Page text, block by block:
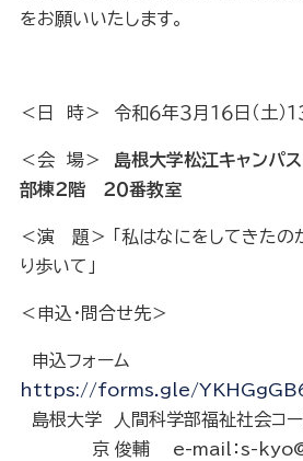
をお願いいたします。
＜日 時＞ 令和６年３月１６日（土）１３
＜会 場＞ 島根大学松江キャンパ
部棟２階 ２０番教室
＜演 題＞ 「私はなにをしてきた
り歩いて」
＜申込・問合せ先＞
申込フォーム
https://forms.gle/
島根大学 ⼈間科学部福祉社会コー
京 俊輔 e-mail：s-